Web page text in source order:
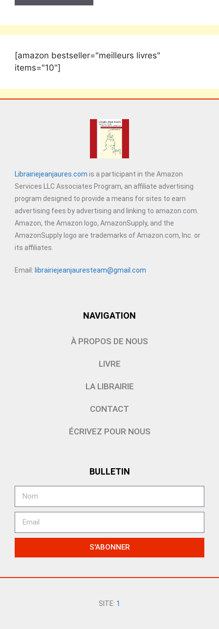
[amazon bestseller="meilleurs livres"
items="10"]
Librairiejeanjaures.com is a participant in the Amazon
Services LLC Associates Program, an affiliate advertising
program designed to provide a means for sites to earn
advertising fees by advertising and linking to amazon.com.
Amazon, the Amazon logo, AmazonSupply, and the
AmazonSupply logo are trademarks of Amazon.com, Inc. or
its affiliates.
Email: librairiejeanjauresteam@gmail.com
NAVIGATION
À PROPOS DE NOUS
LIVRE
LA LIBRAIRIE
CONTACT
ÉCRIVEZ POUR NOUS
BULLETIN
S'ABONNER
SITE: 1